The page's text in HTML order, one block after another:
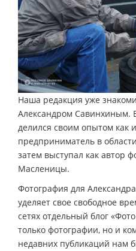
Наша редакция уже
Александром Савинхиным.
делился своим опытом как
предприниматель в
затем выступал как автор
Масленицы.
Фотография для
уделяет свое свободное
сетях отдельный блог
только фотографии, но и
недавних публикаций нам